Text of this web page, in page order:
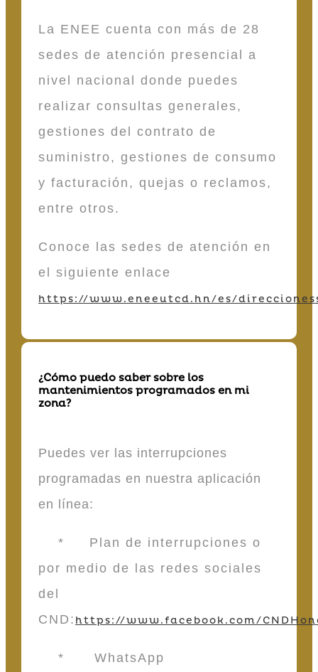
La ENEE cuenta con más de 28
sedes de atención presencial a
nivel nacional donde puedes
realizar consultas generales,
gestiones del contrato de
suministro, gestiones de consumo
y facturación, quejas o reclamos,
entre otros.
Conoce las sedes de atención en
el siguiente enlace
https://www.eneeutcd.hn/es/
¿Cómo puedo saber sobre los
mantenimientos programados en mi
zona?
Puedes ver las interrupciones
programadas en nuestra aplicación
en línea:
* Plan de interrupciones o
por medio de las redes sociales
del
CND: https://www.facebook.com/
* WhatsApp